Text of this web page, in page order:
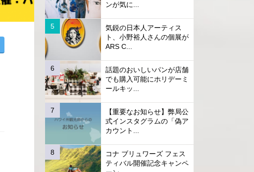
ンが気に...
気鋭の日本人アーティス
ト、小野裕人さんの個展が
ARS C...
話題のおいしいパンが店舗
でも購入可能にホリデーミ
ールキッ...
【重要なお知らせ】弊局公
式インスタグラムの「偽ア
カウント...
コナ ブリュワーズ フェス
ティバル開催記念キャンペ